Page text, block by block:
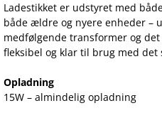
Ladestikket er udstyret med
både ældre og nyere enheder –
medfølgende transformer og
fleksibel og klar til brug med det
Opladning
15W – almindelig opladning